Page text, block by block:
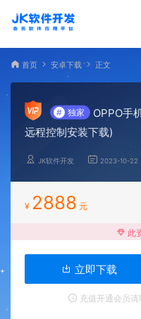
首页 安卓下载 正文
# 独家
OPPO手
远程控制安装下载)
JK软件开发 2023-10-22
¥ 2888 元
此
立即下载
充值开通会员